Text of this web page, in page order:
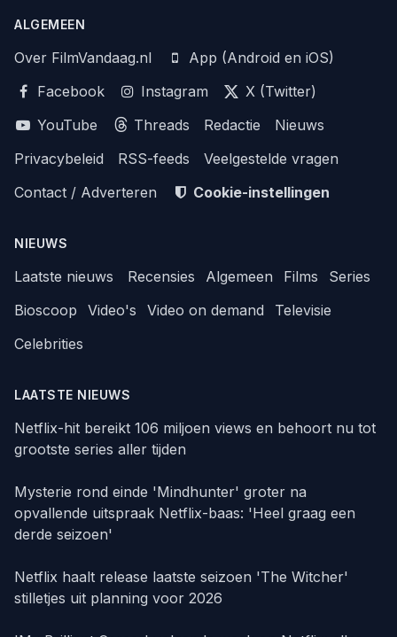
ALGEMEEN
Over FilmVandaag.nl
App (Android en iOS)
Facebook
Instagram
X (Twitter)
YouTube
Threads Redactie
Nieuws
Privacybeleid
RSS-feeds
Veelgestelde vragen
Contact / Adverteren
Cookie-instellingen
NIEUWS
Laatste nieuws Recensies Algemeen Films
Series
Bioscoop
Video's Video on demand
Televisie
Celebrities
LAATSTE NIEUWS
Netflix-hit bereikt 106 miljoen views en behoort nu tot
grootste series aller tijden
Mysterie rond einde 'Mindhunter' groter na
opvallende uitspraak Netflix-baas: 'Heel graag een
derde seizoen'
Netflix haalt release laatste seizoen 'The Witcher'
stilletjes uit planning voor 2026